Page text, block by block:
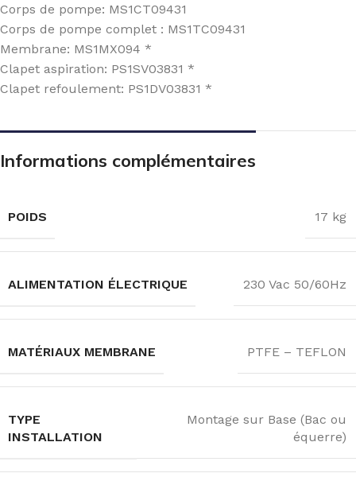
Corps de pompe: MS1CT09431
Corps de pompe complet : MS1TC09431
Membrane: MS1MX094 *
Clapet aspiration: PS1SV03831 *
Clapet refoulement: PS1DV03831 *
Informations complémentaires
POIDS 17 kg
ALIMENTATION ÉLECTRIQUE 230 Vac 50/60Hz
MATÉRIAUX MEMBRANE PTFE – TEFLON
TYPE
INSTALLATION
Montage sur Base (Bac ou
équerre)